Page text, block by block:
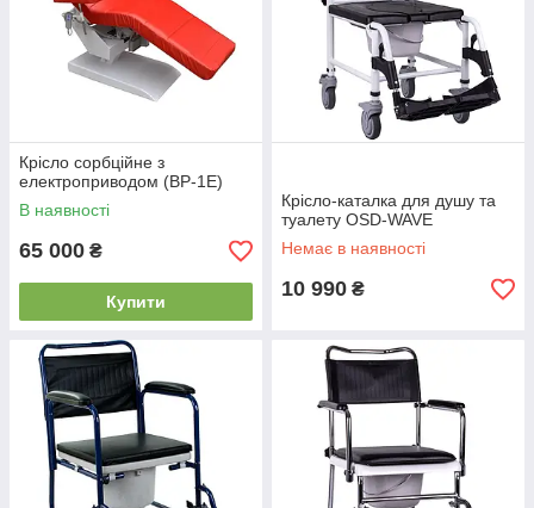
Крісло сорбційне з
електроприводом (ВР-1Е)
В наявності
65 000 ₴
Купити
Крісло-каталка для душу та
туалету OSD-WAVE
Немає в наявності
10 990 ₴